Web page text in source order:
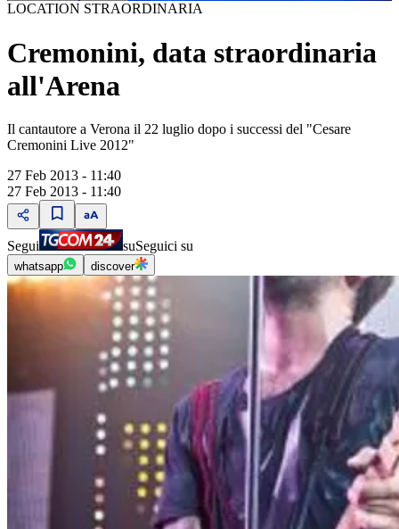
LOCATION STRAORDINARIA
Cremonini, data straordinaria
all'Arena
Il cantautore a Verona il 22 luglio dopo i successi del "Cesare
Cremonini Live 2012"
27 Feb 2013 - 11:40
27 Feb 2013 - 11:40
Segui suSeguici su
whatsapp discover